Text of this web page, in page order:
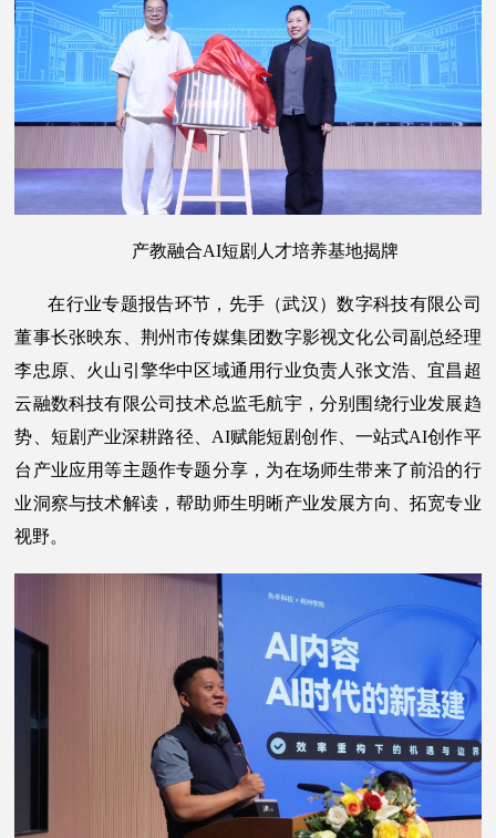
产教融合AI短剧人才培养基地揭牌
在行业专题报告环节，先手（武汉）数字科技有限公司
董事长张映东、荆州市传媒集团数字影视文化公司副总经理
李忠原、火山引擎华中区域通用行业负责人张文浩、宜昌超
云融数科技有限公司技术总监毛航宇，分别围绕行业发展趋
势、短剧产业深耕路径、AI赋能短剧创作、一站式AI创作平
台产业应用等主题作专题分享，为在场师生带来了前沿的行
业洞察与技术解读，帮助师生明晰产业发展方向、拓宽专业
视野。